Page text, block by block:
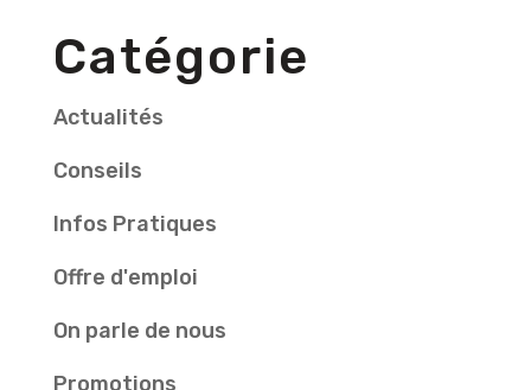
Catégorie
Actualités
Conseils
Infos Pratiques
Offre d'emploi
On parle de nous
Promotions